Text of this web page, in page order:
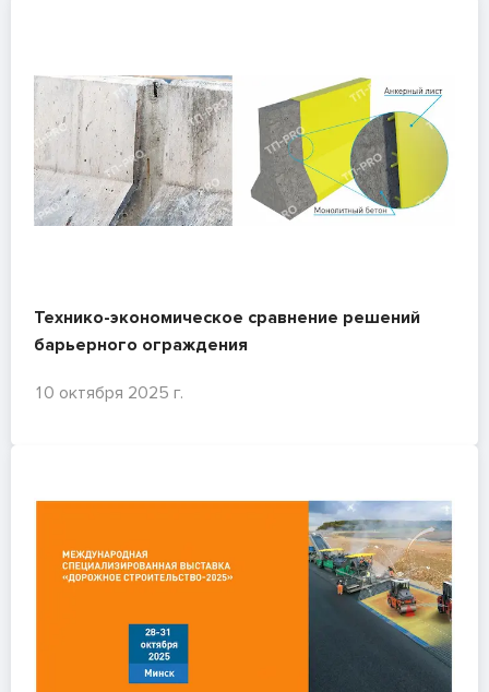
Технико-экономическое сравнение решений
барьерного ограждения
10 октября 2025 г.